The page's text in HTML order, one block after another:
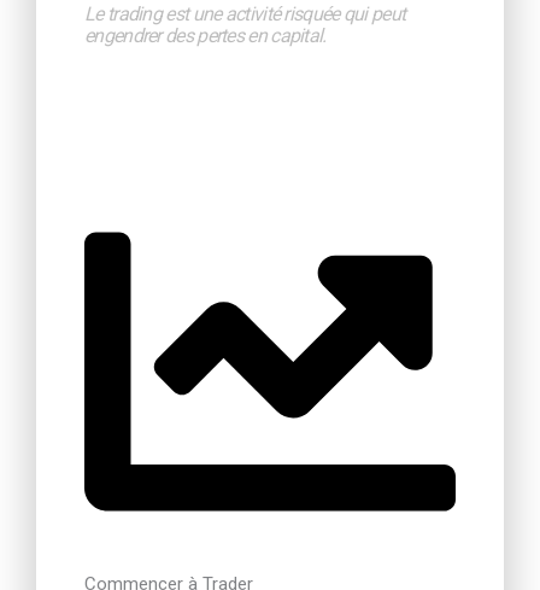
Le trading est une activité risquée qui peut
engendrer des pertes en capital.
Commencer à Trader